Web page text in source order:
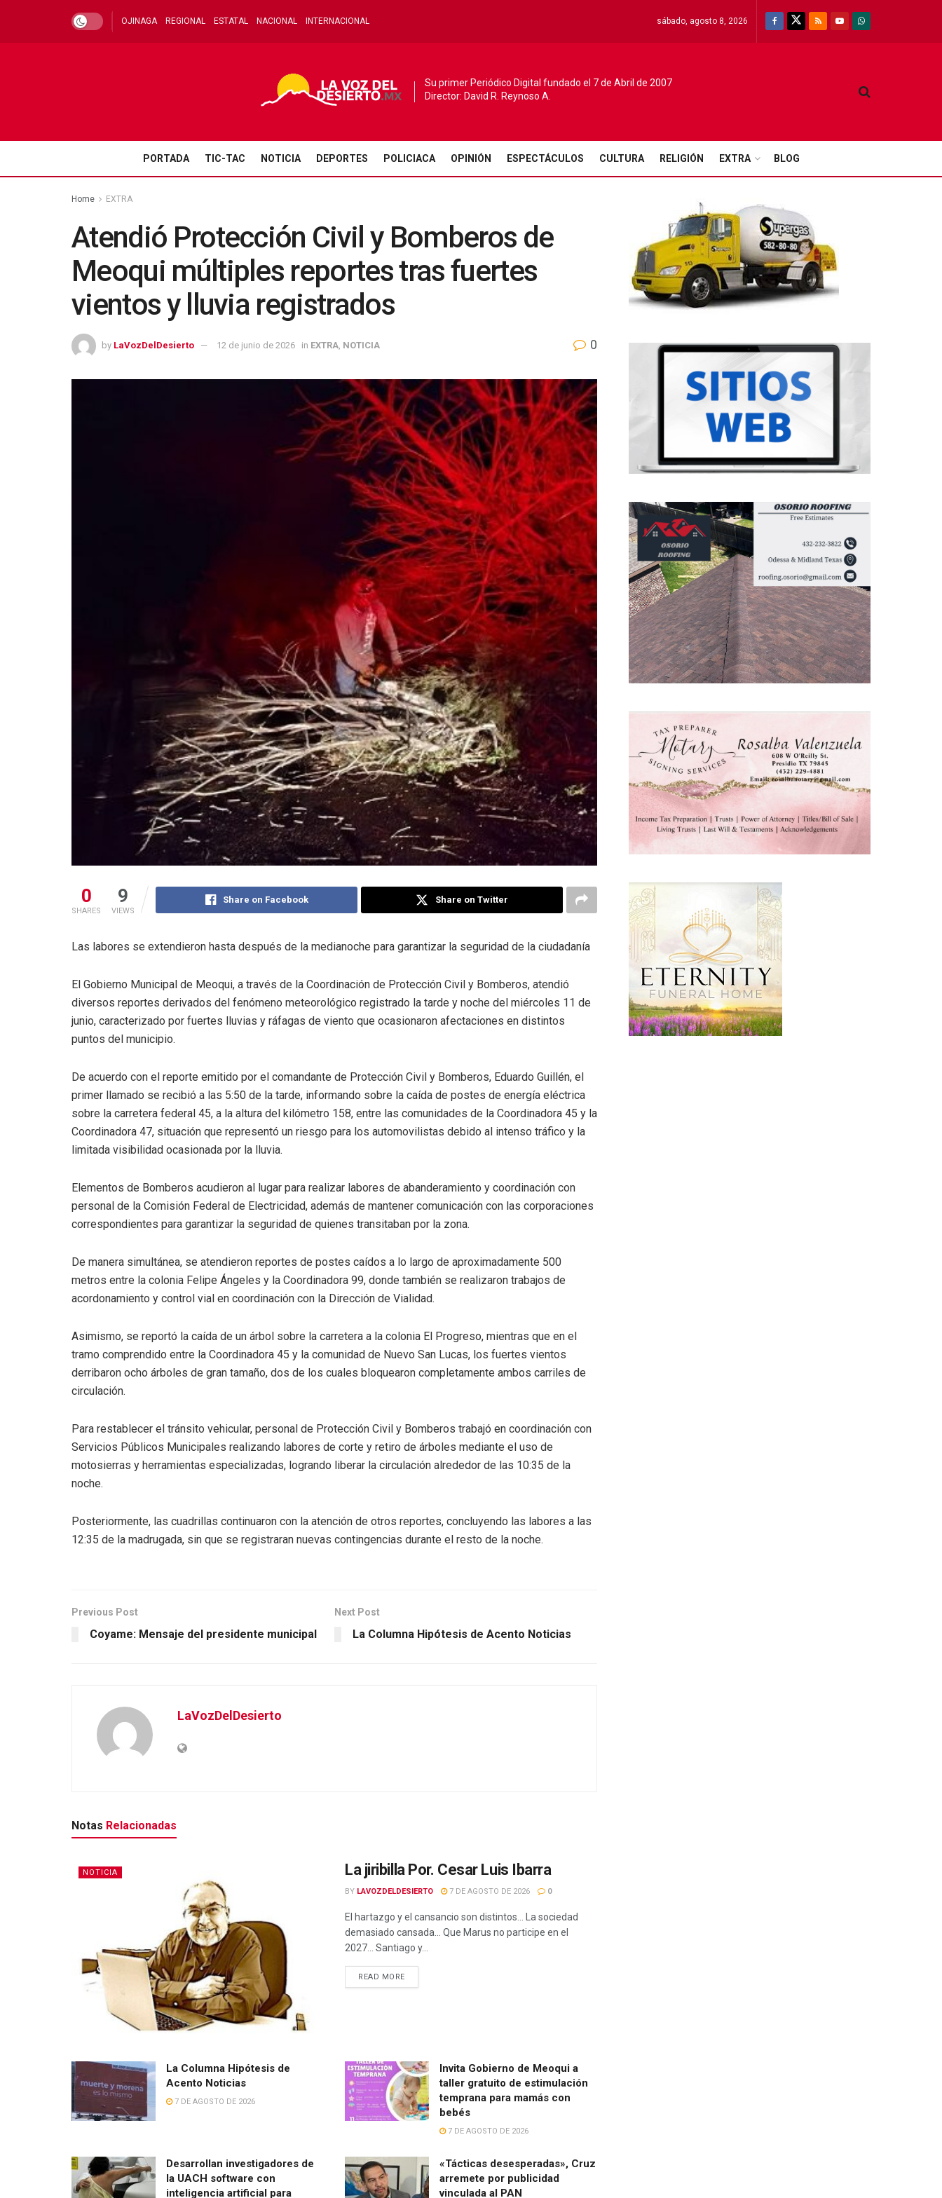
OJINAGA REGIONAL ESTATAL NACIONAL INTERNACIONAL sábado, agosto 8, 2026
Su primer Periódico Digital fundado el 7 de Abril de 2007
Director: David R. Reynoso A.
PORTADA TIC-TAC NOTICIA DEPORTES POLICIACA OPINIÓN ESPECTÁCULOS CULTURA RELIGIÓN EXTRA BLOG
Home EXTRA
Atendió Protección Civil y Bomberos de
Meoqui múltiples reportes tras fuertes
vientos y lluvia registrados
by LaVozDelDesierto 12 de junio de 2026 in EXTRA NOTICIA 0
0
SHARES
9
VIEWS
Share on Facebook Share on Twitter
Las labores se extendieron hasta después de la medianoche para garantizar la seguridad de la ciudadanía
El Gobierno Municipal de Meoqui, a través de la Coordinación de Protección Civil y Bomberos, atendió
diversos reportes derivados del fenómeno meteorológico registrado la tarde y noche del miércoles 11 de
junio, caracterizado por fuertes lluvias y ráfagas de viento que ocasionaron afectaciones en distintos
puntos del municipio.
De acuerdo con el reporte emitido por el comandante de Protección Civil y Bomberos, Eduardo Guillén, el
primer llamado se recibió a las 5:50 de la tarde, informando sobre la caída de postes de energía eléctrica
sobre la carretera federal 45, a la altura del kilómetro 158, entre las comunidades de la Coordinadora 45 y la
Coordinadora 47, situación que representó un riesgo para los automovilistas debido al intenso tráfico y la
limitada visibilidad ocasionada por la lluvia.
Elementos de Bomberos acudieron al lugar para realizar labores de abanderamiento y coordinación con
personal de la Comisión Federal de Electricidad, además de mantener comunicación con las corporaciones
correspondientes para garantizar la seguridad de quienes transitaban por la zona.
De manera simultánea, se atendieron reportes de postes caídos a lo largo de aproximadamente 500
metros entre la colonia Felipe Ángeles y la Coordinadora 99, donde también se realizaron trabajos de
acordonamiento y control vial en coordinación con la Dirección de Vialidad.
Asimismo, se reportó la caída de un árbol sobre la carretera a la colonia El Progreso, mientras que en el
tramo comprendido entre la Coordinadora 45 y la comunidad de Nuevo San Lucas, los fuertes vientos
derribaron ocho árboles de gran tamaño, dos de los cuales bloquearon completamente ambos carriles de
circulación.
Para restablecer el tránsito vehicular, personal de Protección Civil y Bomberos trabajó en coordinación con
Servicios Públicos Municipales realizando labores de corte y retiro de árboles mediante el uso de
motosierras y herramientas especializadas, logrando liberar la circulación alrededor de las 10:35 de la
noche.
Posteriormente, las cuadrillas continuaron con la atención de otros reportes, concluyendo las labores a las
12:35 de la madrugada, sin que se registraran nuevas contingencias durante el resto de la noche.
Previous Post
Coyame: Mensaje del presidente municipal
Next Post
La Columna Hipótesis de Acento Noticias
LaVozDelDesierto
Notas Relacionadas
NOTICIA La jiribilla Por. Cesar Luis Ibarra
BY LAVOZDELDESIERTO 7 DE AGOSTO DE 2026 0
El hartazgo y el cansancio son distintos… La sociedad
demasiado cansada… Que Marus no participe en el
2027… Santiago y...
READ MORE
La Columna Hipótesis de
Acento Noticias
7 DE AGOSTO DE 2026
Invita Gobierno de Meoqui a
taller gratuito de estimulación
temprana para mamás con
bebés
7 DE AGOSTO DE 2026
Desarrollan investigadores de
la UACH software con
inteligencia artificial para
«Tácticas desesperadas», Cruz
arremete por publicidad
vinculada al PAN